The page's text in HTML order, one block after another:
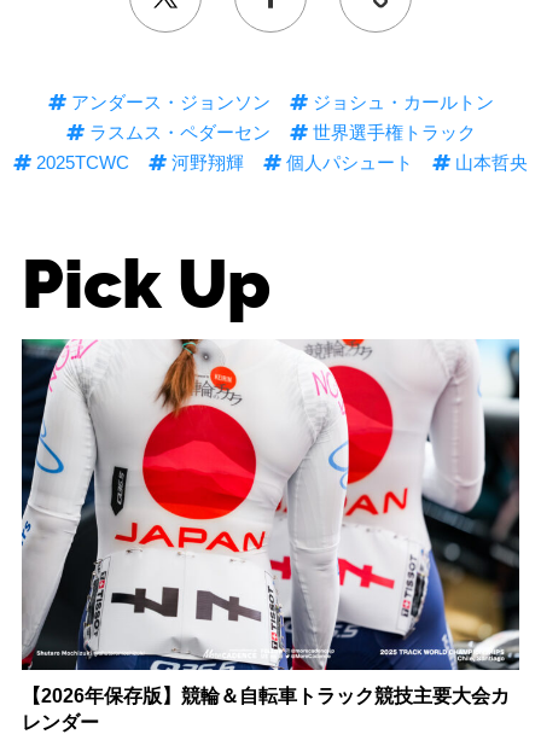
アンダース・ジョンソン
ジョシュ・カールトン
ラスムス・ペダーセン
世界選手権トラック
2025TCWC
河野翔輝 個人パシュート 山本哲央
Pick Up
【2026年保存版】競輪＆自転車トラック競技主要大会カ
レンダー